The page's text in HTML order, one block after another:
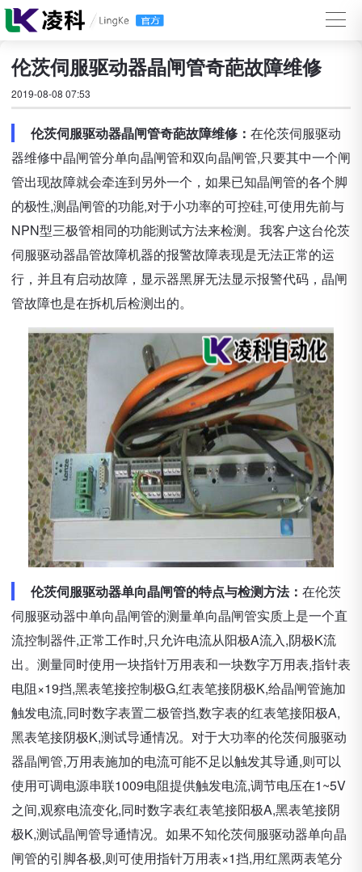
伦茨伺服驱动器晶闸管奇葩故障维修
2019-08-08 07:53
伦茨伺服驱动器晶闸管奇葩故障维修： 在伦茨伺服驱动
器维修中晶闸管分单向晶闸管和双向晶闸管,只要其中一个闸
管出现故障就会牵连到另外一个，如果已知晶闸管的各个脚
的极性,测晶闸管的功能,对于小功率的可控硅,可使用先前与
NPN型三极管相同的功能测试方法来检测。我客户这台伦茨
伺服驱动器晶管故障机器的报警故障表现是无法正常的运
行，并且有启动故障，显示器黑屏无法显示报警代码，晶闸
管故障也是在拆机后检测出的。
伦茨伺服驱动器单向晶闸管的特点与检测方法： 在伦茨
伺服驱动器中单向晶闸管的测量单向晶闸管实质上是一个直
流控制器件,正常工作时,只允许电流从阳极A流入,阴极K流
出。测量同时使用一块指针万用表和一块数字万用表,指针表
电阻×19挡,黑表笔接控制极G,红表笔接阴极K,给晶闸管施加
触发电流,同时数字表置二极管挡,数字表的红表笔接阳极A,
黑表笔接阴极K,测试导通情况。对于大功率的伦茨伺服驱动
器晶闸管,万用表施加的电流可能不足以触发其导通,则可以
使用可调电源串联1009电阻提供触发电流,调节电压在1~5V
之间,观察电流变化,同时数字表红表笔接阳极A,黑表笔接阴
极K,测试晶闸管导通情况。如果不知伦茨伺服驱动器单向晶
闸管的引脚各极,则可使用指针万用表×1挡,用红黑两表笔分